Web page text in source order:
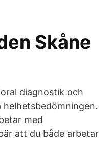
Skåne
diagnostik och
med
att du både arbetar